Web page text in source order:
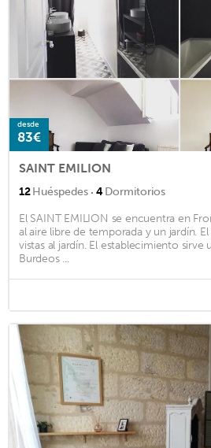
desde
83€
SAINT EMILION
12Huéspedes · 4Dormitorios
El SAINT EMILION se encuentra en
al aire libre de temporada y un jardín.
vistas al jardín. El establecimiento
Burdeos ...